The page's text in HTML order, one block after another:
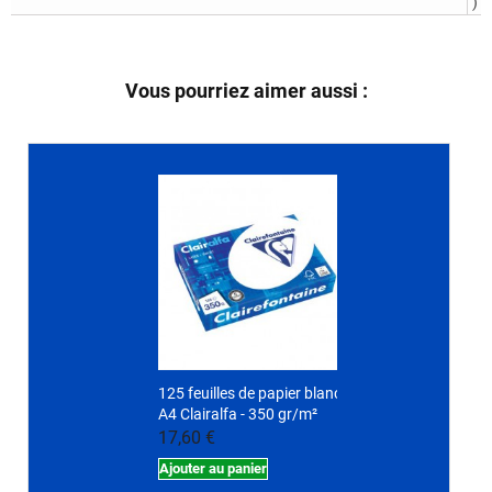
Vous pourriez aimer aussi :
125 feuilles de papier blanc
A4 Clairalfa - 350 gr/m²
17,60 €
Ajouter au panier